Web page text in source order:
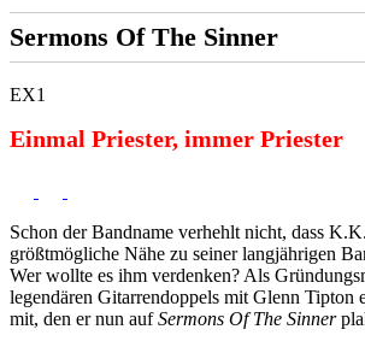
Sermons Of The Sinner
EX1
Einmal Priester, immer Priester
Schon der Bandname verhehlt nicht, dass
größtmögliche Nähe zu seiner langjährigen
Wer wollte es ihm verdenken? Als
legendären Gitarrendoppels mit Glenn Tipton
mit, den er nun aufSermons Of The Sinner